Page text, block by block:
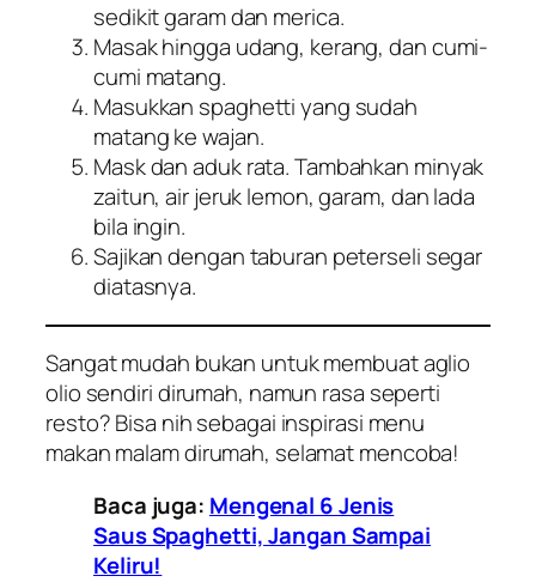
sedikit garam dan merica.
Masak hingga udang, kerang, dan cumi-
cumi matang.
Masukkan spaghetti yang sudah
matang ke wajan.
Mask dan aduk rata. Tambahkan minyak
zaitun, air jeruk lemon, garam, dan lada
bila ingin.
Sajikan dengan taburan peterseli segar
diatasnya.
Sangat mudah bukan untuk membuat aglio
olio sendiri dirumah, namun rasa seperti
resto? Bisa nih sebagai inspirasi menu
makan malam dirumah, selamat mencoba!
Baca juga: Mengenal 6 Jenis
Saus Spaghetti, Jangan Sampai
Keliru!